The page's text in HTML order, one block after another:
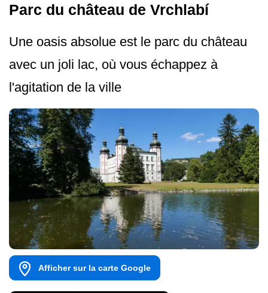
Parc du château de Vrchlabí
Une oasis absolue est le parc du château
avec un joli lac, où vous échappez à
l'agitation de la ville
Afficher sur la carte Google